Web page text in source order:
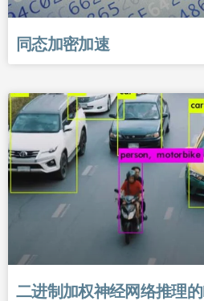
同态加密加速
二进制加权神经网络推理